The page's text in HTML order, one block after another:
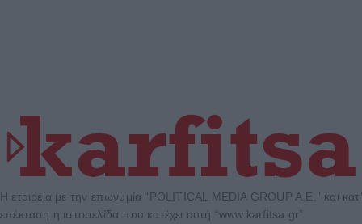
Η εταιρεία με την επωνυμία “POLITICAL MEDIA GROUP A.E.” και κατ’
επέκταση η ιστοσελίδα που κατέχει αυτή “www.karfitsa.gr”